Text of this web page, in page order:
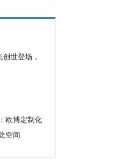
世登场，
欧博定制化
空间